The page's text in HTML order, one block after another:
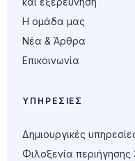
Η ομάδα μας
Νέα & Άρθρα
Επικοινωνία
ΥΠΗΡΕΣΊΕΣ
Δημιουργικές
Φιλοξενία περιήγησης